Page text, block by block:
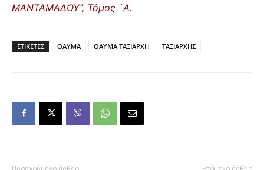
ΜΑΝΤΑΜΑΔΟΥ”, Τόμος `Α.
ΕΤΙΚΕΤΕΣ ΘΑΥΜΑ ΘΑΥΜΑ ΤΑΞΙΑΡΧΗ ΤΑΞΙΑΡΧΗΣ